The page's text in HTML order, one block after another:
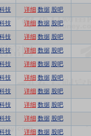
技 详细 数据 股吧
技 详细 数据 股吧
技 详细 数据 股吧
技 详细 数据 股吧
技 详细 数据 股吧
技 详细 数据 股吧
技 详细 数据 股吧
技 详细 数据 股吧
技 详细 数据 股吧
技 详细 数据 股吧